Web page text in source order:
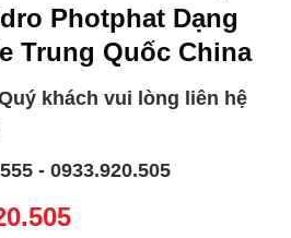
Photphat Dạng
Trung Quốc China
khách vui lòng liên hệ
- 0933.920.505